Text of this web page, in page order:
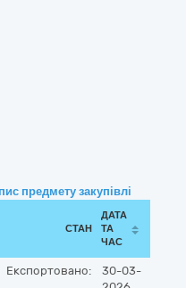
предмету закупівлі
СТАН
ДАТА
ТА
ЧАС
Експортовано:
30-03-